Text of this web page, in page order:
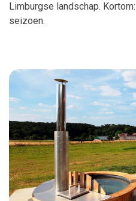
Limburgse landschap.
seizoen.